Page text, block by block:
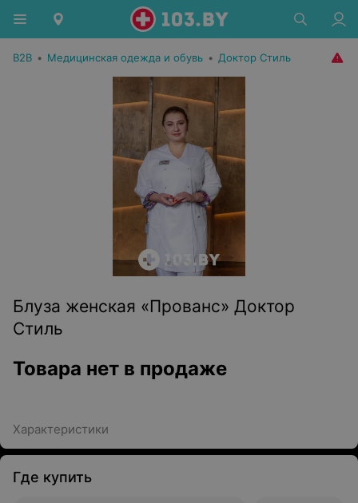
B2B • Медицинская одежда и обувь • Доктор Стиль
Блуза женская «Прованс» Доктор
Стиль
Товара нет в продаже
Характеристики
Где купить